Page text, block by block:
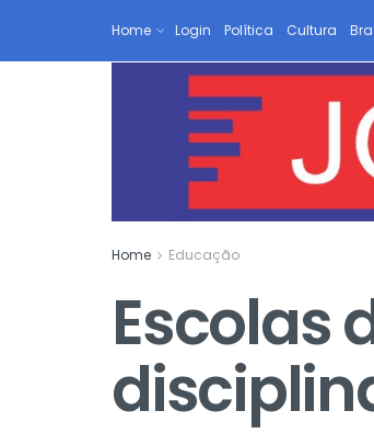
Home Login Política Cultura
Home Educação
Escolas